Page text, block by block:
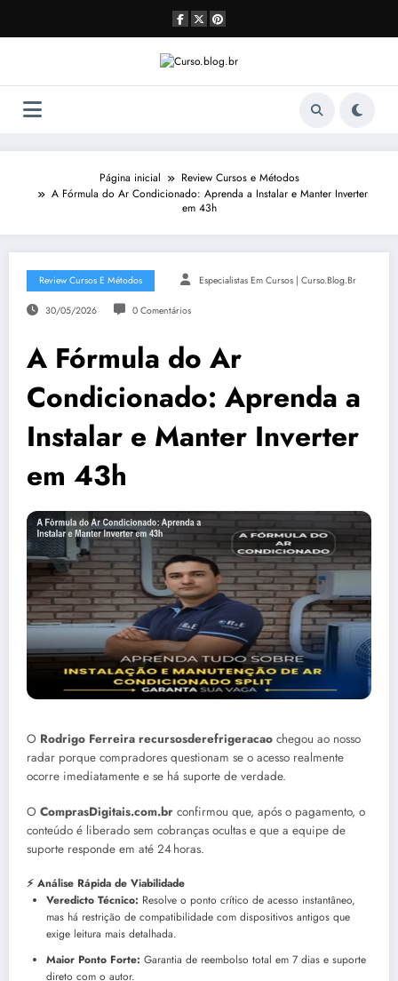
o
Página inicial
Review Cursos e Métodos
A Fórmula do Ar Condicionado: Aprenda a Instalar e Manter Inverter
em 43h
Review Cursos E Métodos Especialistas Em Cursos | Curso.blog.br
30/05/2026 0 Comentários
A Fórmula do Ar
Condicionado: Aprenda a
Instalar e Manter Inverter
em 43h
O Rodrigo Ferreira recursosderefrigeracao chegou ao nosso
radar porque compradores questionam se o acesso realmente
ocorre imediatamente e se há suporte de verdade.
O ComprasDigitais.com.br confirmou que, após o pagamento, o
conteúdo é liberado sem cobranças ocultas e que a equipe de
suporte responde em até 24 horas.
⚡ Análise Rápida de Viabilidade
Veredicto Técnico: Resolve o ponto crítico de acesso instantâneo,
mas há restrição de compatibilidade com dispositivos antigos que
exige leitura mais detalhada.
Maior Ponto Forte: Garantia de reembolso total em 7 dias e suporte
direto com o autor.